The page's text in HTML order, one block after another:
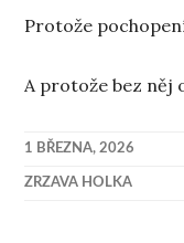
Protože
A protože bez něj
1 BŘEZNA, 2026
ZRZAVA HOLKA